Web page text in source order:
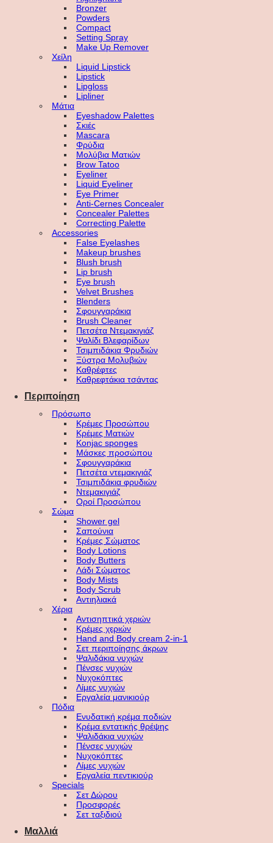
Bronzer
Powders
Compact
Setting Spray
Make Up Remover
Χείλη
Liquid Lipstick
Lipstick
Lipgloss
Lipliner
Μάτια
Eyeshadow Palettes
Σκιές
Mascara
Φρύδια
Μολύβια Ματιών
Brow Tatoo
Eyeliner
Liquid Eyeliner
Eye Primer
Anti-Cernes Concealer
Concealer Palettes
Correcting Palette
Accessories
False Eyelashes
Makeup brushes
Blush brush
Lip brush
Eye brush
Velvet Brushes
Blenders
Σφουγγαράκια
Brush Cleaner
Πετσέτα Ντεμακιγιάζ
Ψαλίδι Βλεφαρίδων
Τσιμπιδάκια Φρυδιών
Ξύστρα Μολυβιών
Καθρέφτες
Καθρεφτάκια τσάντας
Περιποίηση
Πρόσωπο
Κρέμες Προσώπου
Κρέμες Ματιών
Konjac sponges
Μάσκες προσώπου
Σφουγγαράκια
Πετσέτα ντεμακιγιάζ
Τσιμπιδάκια φρυδιών
Ντεμακιγιάζ
Οροί Προσώπου
Σώμα
Shower gel
Σαπούνια
Κρέμες Σώματος
Body Lotions
Body Butters
Λάδι Σώματος
Body Mists
Body Scrub
Αντιηλιακά
Χέρια
Αντισηπτικά χεριών
Κρέμες χεριών
Hand and Body cream 2-in-1
Σετ περιποίησης άκρων
Ψαλιδάκια νυχιών
Πένσες νυχιών
Νυχοκόπτες
Λίμες νυχιών
Εργαλεία μανικιούρ
Πόδια
Ενυδατική κρέμα ποδιών
Κρέμα εντατικής θρέψης
Ψαλιδάκια νυχιών
Πένσες νυχιών
Νυχοκόπτες
Λίμες νυχιών
Εργαλεία πεντικιούρ
Specials
Σετ Δώρου
Προσφορές
Σετ ταξιδιού
Μαλλιά